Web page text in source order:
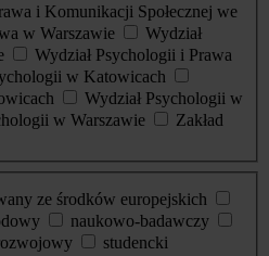
i Komunikacji Społecznej we
w Warszawie
Wydział
Wydział Psychologii i Prawa
w Katowicach
Wydział Psychologii w
w Warszawie
Zakład
ze środków europejskich
naukowo-badawczy
studencki